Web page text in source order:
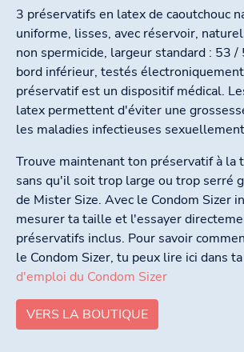
3 préservatifs en latex de caoutchouc
uniforme, lisses, avec réservoir,
non spermicide, largeur standard : 53 /
bord inférieur, testés
préservatif est un dispositif médical.
latex permettent d'éviter une
les maladies infectieuses
Trouve maintenant ton préservatif à la
sans qu'il soit trop large ou trop serré
de Mister Size. Avec le Condom Sizer
mesurer ta taille et l'essayer
préservatifs inclus. Pour savoir
le Condom Sizer, tu peux lire ici dans
d'emploi du Condom Sizer
VERS LA BOUTIQUE